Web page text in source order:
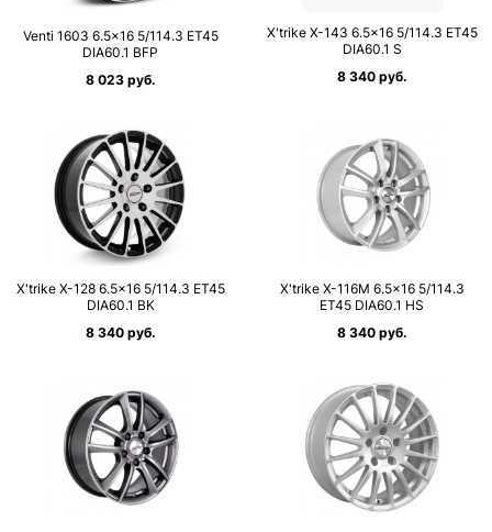
Venti 1603 6.5×16 5/114.3 ET45
DIA60.1 BFP
8 023 руб.
X'trike X-143 6.5×16 5/114.3 ET45
DIA60.1 S
8 340 руб.
X'trike X-128 6.5×16 5/114.3 ET45
DIA60.1 BK
8 340 руб.
X'trike X-116М 6.5×16 5/114.3
ET45 DIA60.1 HS
8 340 руб.